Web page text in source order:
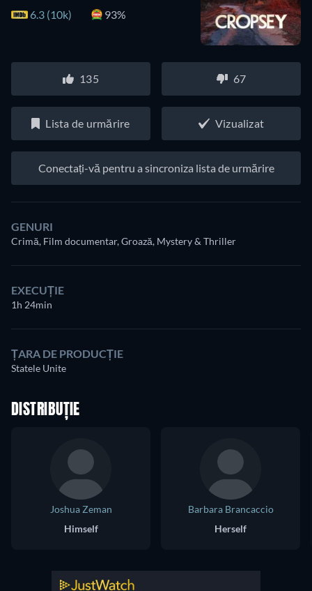
6.3 (10k) 93%
135 67
Lista de urmărire Vizualizat
Conectați-vă pentru a sincroniza lista de urmărire
GENURI
Crimă, Film documentar, Groază, Mystery & Thriller
EXECUȚIE
1h 24min
ȚARA DE PRODUCȚIE
Statele Unite
DISTRIBUȚIE
Joshua Zeman
Himself
Barbara Brancaccio
Herself